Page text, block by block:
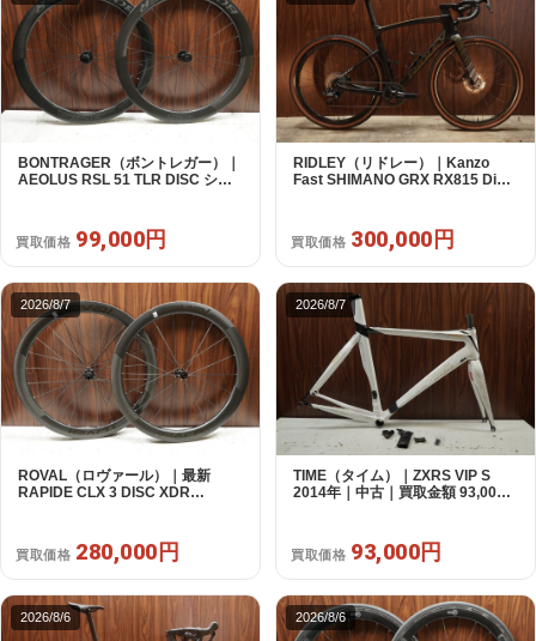
BONTRAGER（ボントレガー）｜
AEOLUS RSL 51 TLR DISC シマ
買取価格 99,000円
RIDLEY（リドレー）｜Kanzo
Fast SHIMANO GRX RX815 Di2
買取価格 300,000円
2026/8/7
ROVAL（ロヴァール）｜最新
RAPIDE CLX 3 DISC XDR
買取価格 280,000円
2026/8/7
TIME（タイム）｜ZXRS VIP S
2014年｜中古｜買取金額 93,000
買取価格 93,000円
2026/8/6 2026/8/6